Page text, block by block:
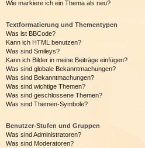
Wie markiere ich ein Thema als neu?
Textformatierung und Thementypen
Was ist BBCode?
Kann ich HTML benutzen?
Was sind Smileys?
Kann ich Bilder in meine Beiträge einfügen?
Was sind globale Bekanntmachungen?
Was sind Bekanntmachungen?
Was sind wichtige Themen?
Was sind geschlossene Themen?
Was sind Themen-Symbole?
Benutzer-Stufen und Gruppen
Was sind Administratoren?
Was sind Moderatoren?